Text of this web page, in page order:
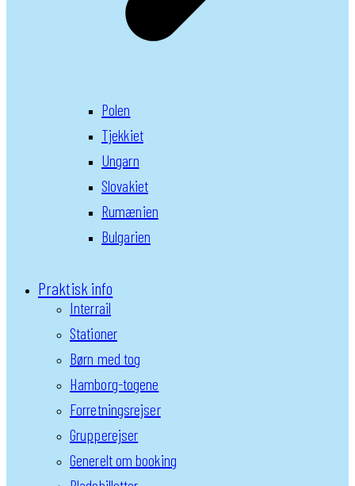
Polen
Tjekkiet
Ungarn
Slovakiet
Rumænien
Bulgarien
Praktisk info
Interrail
Stationer
Børn med tog
Hamborg-togene
Forretningsrejser
Grupperejser
Generelt om booking